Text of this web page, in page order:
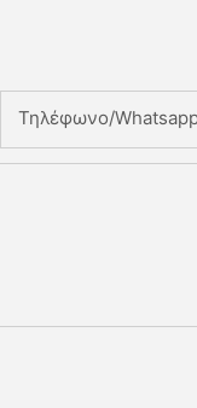
Τηλέφωνο/